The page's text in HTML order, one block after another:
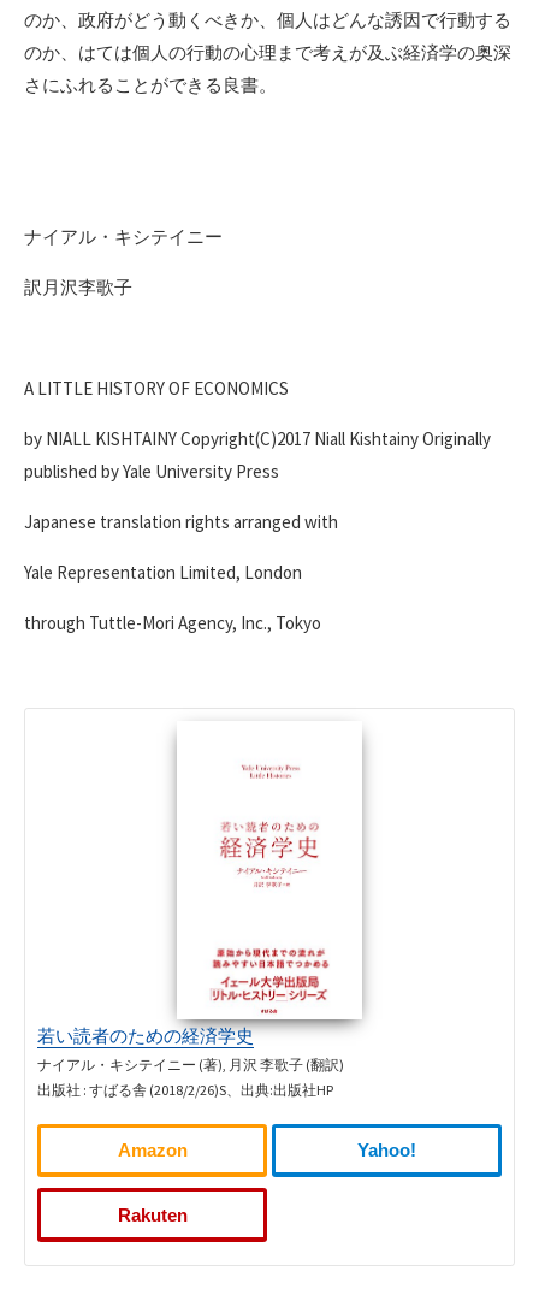
のか、政府がどう動くべきか、個人はどんな誘因で行動する
のか、はては個人の行動の心理まで考えが及ぶ経済学の奥深
さにふれることができる良書。
ナイアル・キシテイニー
訳月沢李歌子
A LITTLE HISTORY OF ECONOMICS
by NIALL KISHTAINY Copyright(C)2017 Niall Kishtainy Originally
published by Yale University Press
Japanese translation rights arranged with
Yale Representation Limited, London
through Tuttle-Mori Agency, Inc., Tokyo
若い読者のための経済学史
ナイアル・キシテイニー (著), 月沢 李歌子 (翻訳)
出版社 : すばる舎 (2018/2/26)S、出典:出版社HP
Amazon Yahoo!
Rakuten